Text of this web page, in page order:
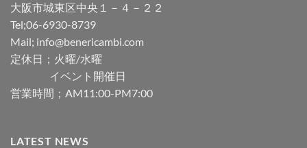
大阪市城東区中央１－４－２２
Tel;06-6930-8739
Mail; info@benericambi.com
定休日；火曜/水曜
イベント開催日
営業時間；AM11:00-PM7:00
LATEST NEWS